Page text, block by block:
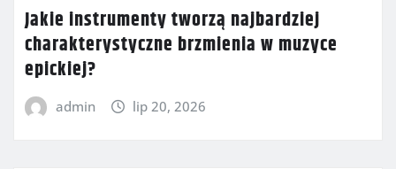
Jakie instrumenty tworzą najbardziej
charakterystyczne brzmienia w muzyce
epickiej?
admin lip 20, 2026